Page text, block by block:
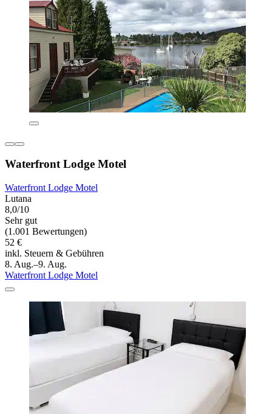
Waterfront Lodge Motel
Waterfront Lodge Motel
Lutana
8,0/10
Sehr gut
(1.001 Bewertungen)
52 €
inkl. Steuern & Gebühren
8. Aug.–9. Aug.
Waterfront Lodge Motel